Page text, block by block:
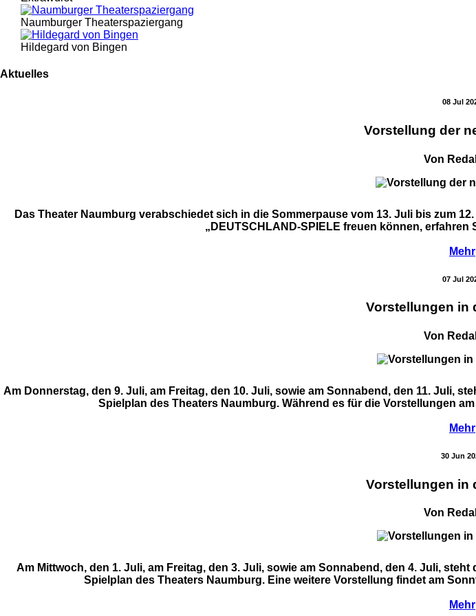
Naumburger Theaterspaziergang
Hildegard von Bingen
Aktuelles
08 Jul
Vorstellung der
Von
Das Theater Naumburg verabschiedet sich in die Sommerpause vom 13. Juli bis zum
„DEUTSCHLAND-SPIELE freuen können,
Mehr
07 Jul
Vorstellungen in
Von
Am Donnerstag, den 9. Juli, am Freitag, den 10. Juli, sowie am Sonnabend, den 11. Juli,
Spielplan des Theaters Naumburg. Während es für die Vorstellungen
Mehr
30 Jun
Vorstellungen in
Von
Am Mittwoch, den 1. Juli, am Freitag, den 3. Juli, sowie am Sonnabend, den 4. Juli,
Spielplan des Theaters Naumburg. Eine weitere Vorstellung findet am
Mehr